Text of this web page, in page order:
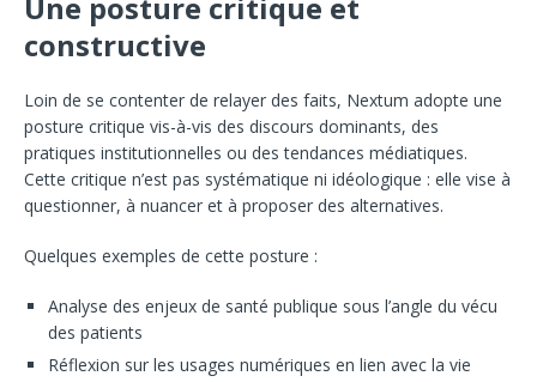
Une posture critique et
constructive
Loin de se contenter de relayer des faits, Nextum adopte une
posture critique vis-à-vis des discours dominants, des
pratiques institutionnelles ou des tendances médiatiques.
Cette critique n’est pas systématique ni idéologique : elle vise à
questionner, à nuancer et à proposer des alternatives.
Quelques exemples de cette posture :
Analyse des enjeux de santé publique sous l’angle du vécu
des patients
Réflexion sur les usages numériques en lien avec la vie